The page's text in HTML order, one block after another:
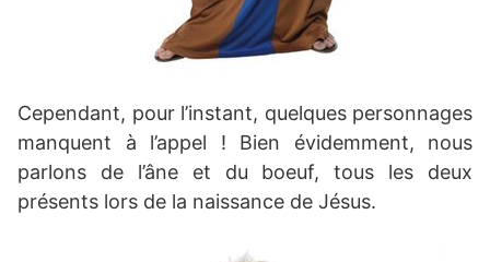
Cependant, pour l’instant, quelques personnages
manquent à l’appel ! Bien évidemment, nous
parlons de l’âne et du boeuf, tous les deux
présents lors de la naissance de Jésus.